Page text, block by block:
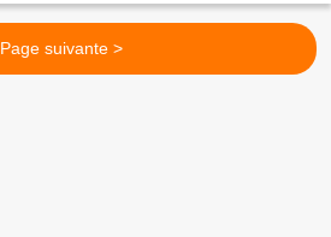
Page suivante >